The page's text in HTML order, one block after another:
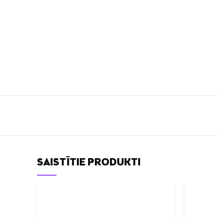
SAISTĪTIE PRODUKTI